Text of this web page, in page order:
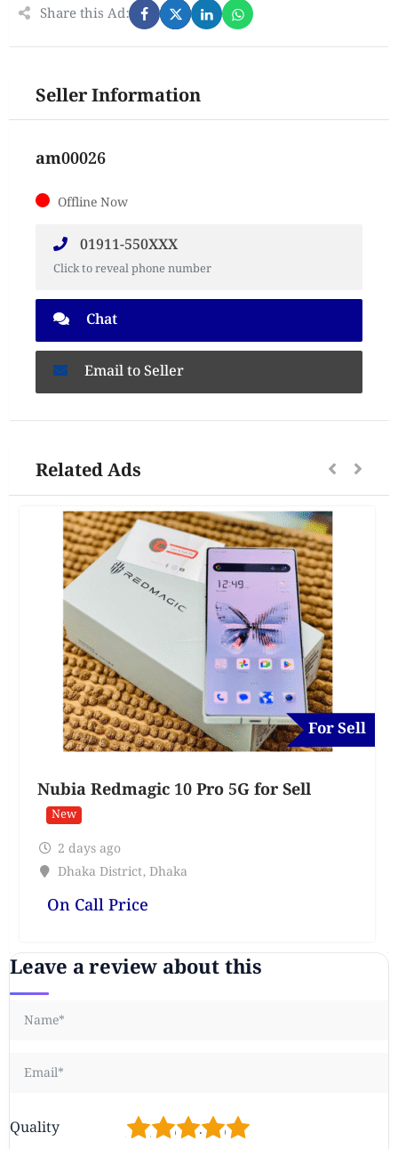
Share this Ad:
Seller Information
am00026
Offline Now
01911-550XXX
Click to reveal phone number
Chat
Email to Seller
Related Ads
For Sell
Nubia Redmagic 10 Pro 5G for Sell
New
2 days ago
Dhaka District, Dhaka
On Call Price
Leave a review about this
Quality 5
4
3
2